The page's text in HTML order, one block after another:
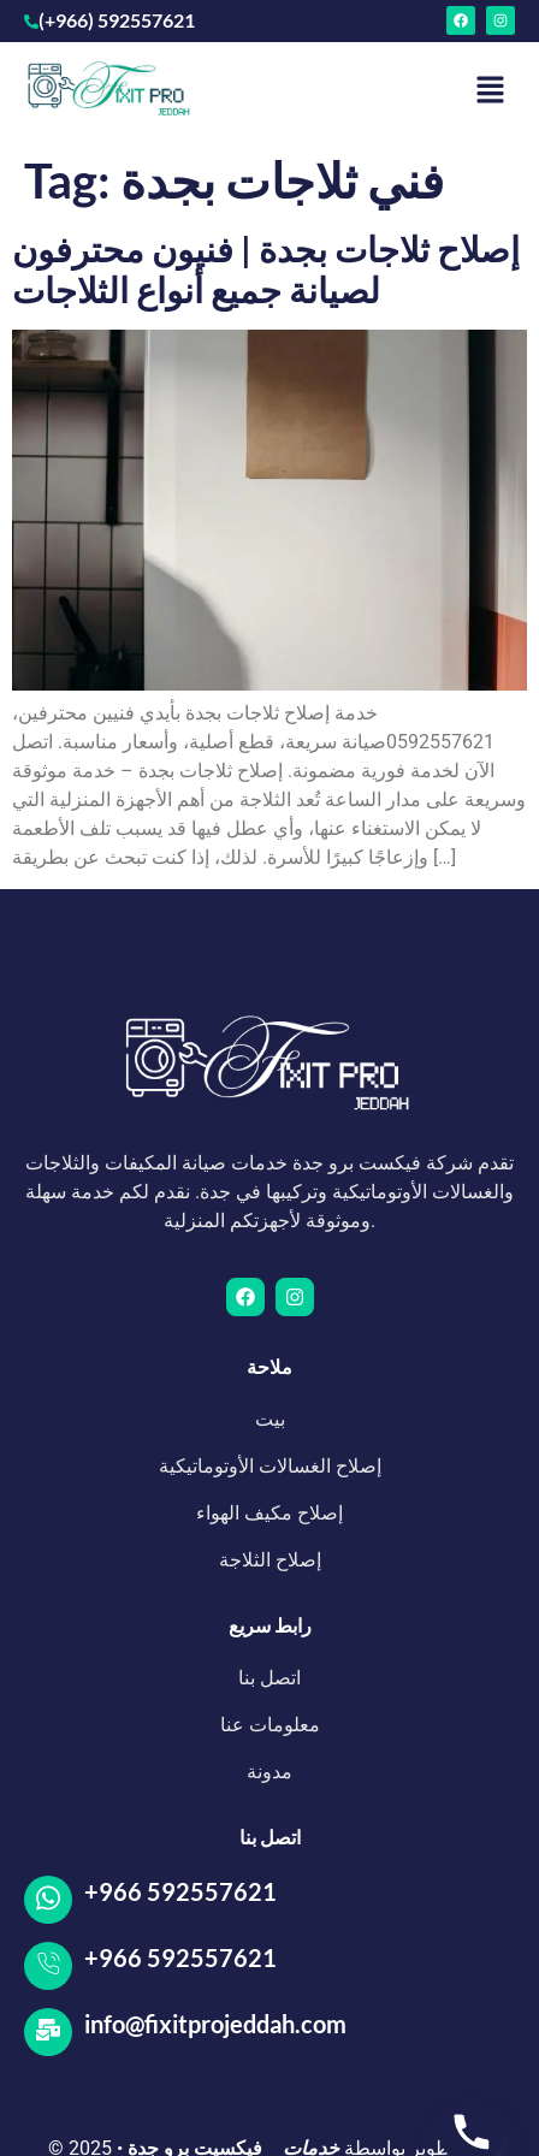
(+966) 592557621
Tag: فني ثلاجات بجدة
إصلاح ثلاجات بجدة | فنيون محترفون
لصيانة جميع أنواع الثلاجات
خدمة إصلاح ثلاجات بجدة بأيدي فنيين محترفين،
0592557621صيانة سريعة، قطع أصلية، وأسعار مناسبة. اتصل
الآن لخدمة فورية مضمونة. إصلاح ثلاجات بجدة – خدمة موثوقة
وسريعة على مدار الساعة تُعد الثلاجة من أهم الأجهزة المنزلية التي
لا يمكن الاستغناء عنها، وأي عطل فيها قد يسبب تلف الأطعمة
وإزعاجًا كبيرًا للأسرة. لذلك، إذا كنت تبحث عن بطريقة […]
تقدم شركة فيكست برو جدة خدمات صيانة المكيفات والثلاجات
والغسالات الأوتوماتيكية وتركيبها في جدة. نقدم لكم خدمة سهلة
وموثوقة لأجهزتكم المنزلية.
ملاحة
بيت
إصلاح الغسالات الأوتوماتيكية
إصلاح مكيف الهواء
إصلاح الثلاجة
رابط سريع
اتصل بنا
معلومات عنا
مدونة
اتصل بنا
+966 592557621
+966 592557621
info@fixitprojeddah.com
© 2025 فيكسيت برو جدة • تم التطوير بواسطة خدمات